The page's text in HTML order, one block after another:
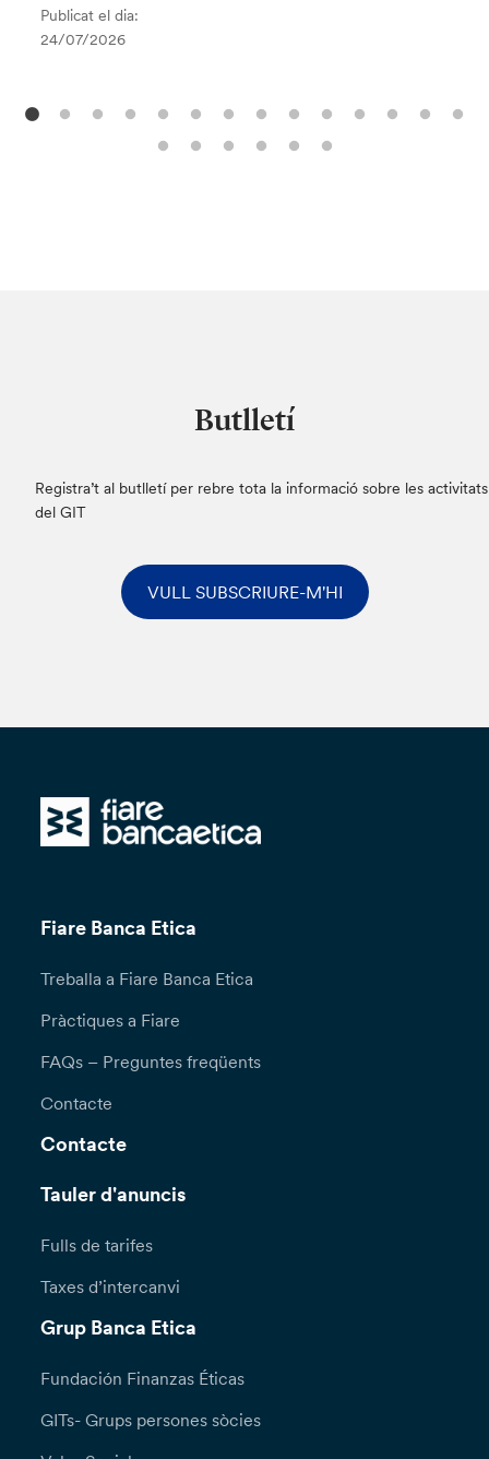
Publicat el dia:
24/07/2026
Butlletí
Registra’t al butlletí per rebre tota la informació sobre les activitats
del GIT
VULL SUBSCRIURE-M'HI
Fiare Banca Etica
Treballa a Fiare Banca Etica
Pràctiques a Fiare
FAQs – Preguntes freqüents
Contacte
Contacte
Tauler d'anuncis
Fulls de tarifes
Taxes d’intercanvi
Grup Banca Etica
Fundación Finanzas Éticas
GITs- Grups persones sòcies